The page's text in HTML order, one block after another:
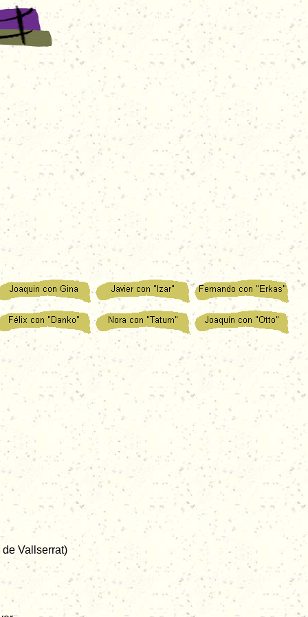
LISTO PARA IMPRIMIR PULSA AQUÍ
Vallserrat)